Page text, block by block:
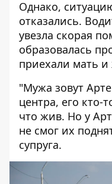
Однако,
отказались.
увезла скорая
образовалась
приехали мать и
"Мужа зовут
центра, его кто-
что жив. Но у
не смог их
супруга.